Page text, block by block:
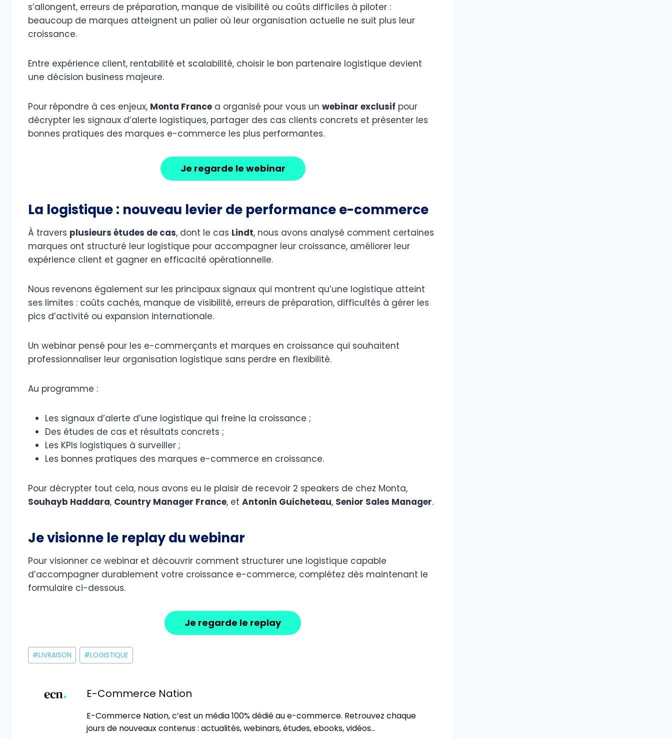
s’allongent, erreurs de préparation, manque de visibilité ou coûts difficiles à piloter :
beaucoup de marques atteignent un palier où leur organisation actuelle ne suit plus leur
croissance.
Entre expérience client, rentabilité et scalabilité, choisir le bon partenaire logistique devient
une décision business majeure.
Pour répondre à ces enjeux, Monta France a organisé pour vous un webinar exclusif pour
décrypter les signaux d’alerte logistiques, partager des cas clients concrets et présenter les
bonnes pratiques des marques e-commerce les plus performantes.
Je regarde le webinar
La logistique : nouveau levier de performance e-commerce
À travers plusieurs études de cas, dont le cas Lindt, nous avons analysé comment certaines
marques ont structuré leur logistique pour accompagner leur croissance, améliorer leur
expérience client et gagner en efficacité opérationnelle.
Nous revenons également sur les principaux signaux qui montrent qu’une logistique atteint
ses limites : coûts cachés, manque de visibilité, erreurs de préparation, difficultés à gérer les
pics d’activité ou expansion internationale.
Un webinar pensé pour les e-commerçants et marques en croissance qui souhaitent
professionnaliser leur organisation logistique sans perdre en flexibilité.
Au programme :
Les signaux d’alerte d’une logistique qui freine la croissance ;
Des études de cas et résultats concrets ;
Les KPIs logistiques à surveiller ;
Les bonnes pratiques des marques e-commerce en croissance.
Pour décrypter tout cela, nous avons eu le plaisir de recevoir 2 speakers de chez Monta,
Souhayb Haddara, Country Manager France, et Antonin Guicheteau, Senior Sales Manager.
Je visionne le replay du webinar
Pour visionner ce webinar et découvrir comment structurer une logistique capable
d’accompagner durablement votre croissance e-commerce, complétez dès maintenant le
formulaire ci-dessous.
Je regarde le replay
Étiquettes
de
publication :
#LIVRAISON #LOGISTIQUE
E-Commerce Nation
E-Commerce Nation, c’est un média 100% dédié au e-commerce. Retrouvez chaque
jours de nouveaux contenus : actualités, webinars, études, ebooks, vidéos…